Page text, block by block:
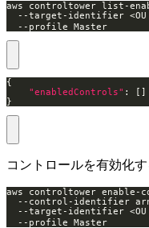
aws controltower list-
--target-identifier <OU
  --profile Master
"enabledControls"
}
コントロールを有効化す
aws controltower enable-
--control-identifier
--target-identifier <OU
  --profile Master